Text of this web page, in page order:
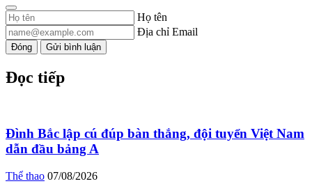
Họ tên
Địa chỉ Email
Đóng Gửi bình luận
Đọc tiếp
Đình Bắc lập cú đúp bàn thắng, đội tuyển Việt Nam
dẫn đầu bảng A
Thể thao 07/08/2026